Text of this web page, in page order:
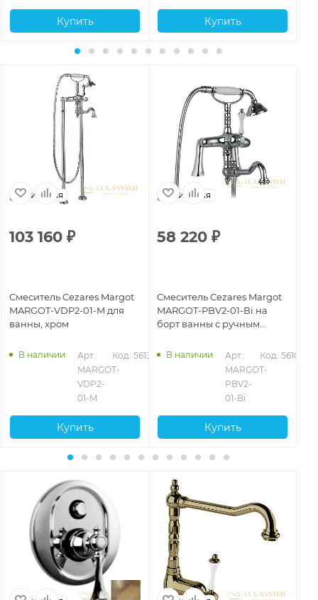
Купить Купить
Италия
103 160 ₽
Смеситель Cezares Margot
MARGOT-VDP2-01-M для
ванны, хром
В наличии
Арт.:
MARGOT-
VDP2-
01-M
Код: 56133
Купить
Италия
58 220 ₽
Смеситель Cezares Margot
MARGOT-PBV2-01-Bi на
борт ванны с ручным
В наличии
Арт.:
MARGOT-
PBV2-
01-Bi
Код: 56108
Купить